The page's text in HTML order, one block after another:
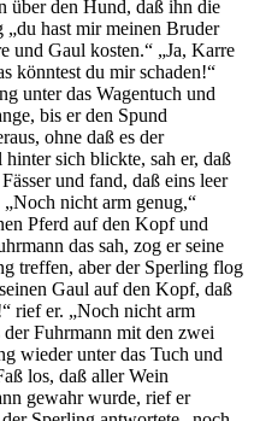
über den Hund, daß ihn die
hast mir meinen Bruder
und Gaul kosten.“ „Ja, Karre
könntest du mir schaden!“
unter das Wagentuch und
bis er den Spund
ohne daß es der
sich blickte, sah er, daß
und fand, daß eins leer
nicht arm genug,“
Pferd auf den Kopf und
das sah, zog er seine
treffen, aber der Sperling flog
Gaul auf den Kopf, daß
rief er. „Noch nicht arm
Fuhrmann mit den zwei
wieder unter das Tuch und
los, daß aller Wein
gewahr wurde, rief er